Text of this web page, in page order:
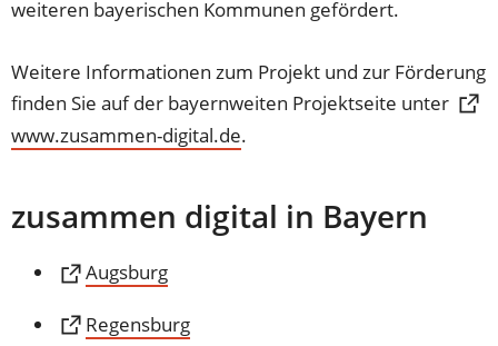
weiteren bayerischen Kommunen gefördert.
Weitere Informationen zum Projekt und zur Förderung
finden Sie auf der bayernweiten Projektseite unter
www.zusammen-digital.de
(Öffnet
neuen
.
zusammen digital in Bayern
Augsburg
(Öffnet
einem
Regensburg
(Öffnet